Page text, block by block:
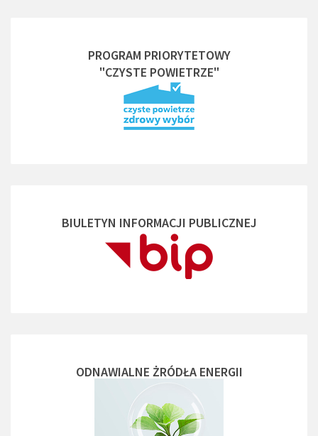
PROGRAM PRIORYTETOWY
"CZYSTE POWIETRZE"
BIULETYN INFORMACJI PUBLICZNEJ
ODNAWIALNE ŻRÓDŁA ENERGII